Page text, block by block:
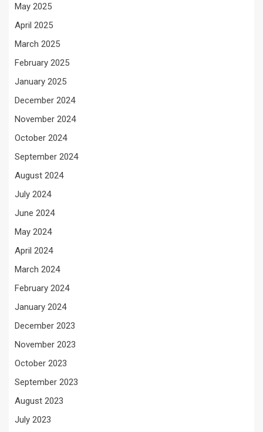
May 2025
April 2025
March 2025
February 2025
January 2025
December 2024
November 2024
October 2024
September 2024
August 2024
July 2024
June 2024
May 2024
April 2024
March 2024
February 2024
January 2024
December 2023
November 2023
October 2023
September 2023
August 2023
July 2023